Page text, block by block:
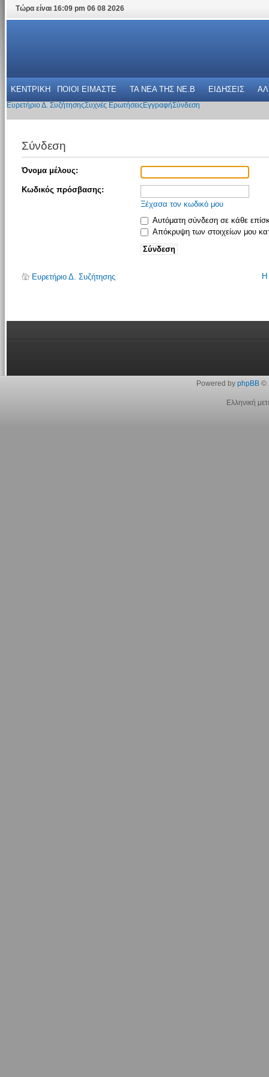
Τώρα είναι 16:09 pm 06 08 2026
ΚΕΝΤΡΙΚΗ ΠΟΙΟΙ ΕΙΜΑΣΤΕ ΤΑ ΝΕΑ THΣ NE.B ΕΙΔΗΣΕΙΣ
Ευρετήριο Δ. ΣυζήτησηςΣυχνές Ερωτήσεις ΕγγραφήΣύνδεση
Σύνδεση
Όνομα μέλους:
Κωδικός πρόσβασης:
Ξέχασα τον κωδικό μου
Αυτόματη σύνδεση σε κάθε
Απόκρυψη των στοιχείων μου
Ευρετήριο Δ. Συζήτησης Η
Powered by phpBB©
Ελληνική